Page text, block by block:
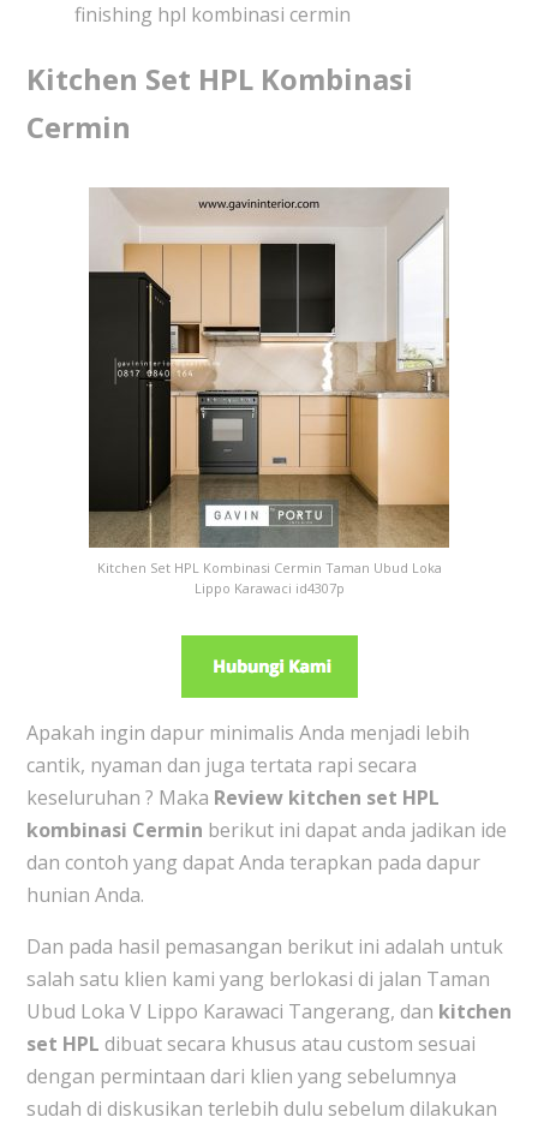
finishing hpl kombinasi cermin
Kitchen Set HPL Kombinasi
Cermin
Kitchen Set HPL Kombinasi Cermin Taman Ubud Loka
Lippo Karawaci id4307p
Apakah ingin dapur minimalis Anda menjadi lebih
cantik, nyaman dan juga tertata rapi secara
keseluruhan ? Maka Review kitchen set HPL
kombinasi Cermin berikut ini dapat anda jadikan ide
dan contoh yang dapat Anda terapkan pada dapur
hunian Anda.
Dan pada hasil pemasangan berikut ini adalah untuk
salah satu klien kami yang berlokasi di jalan Taman
Ubud Loka V Lippo Karawaci Tangerang, dan kitchen
set HPL dibuat secara khusus atau custom sesuai
dengan permintaan dari klien yang sebelumnya
sudah di diskusikan terlebih dulu sebelum dilakukan